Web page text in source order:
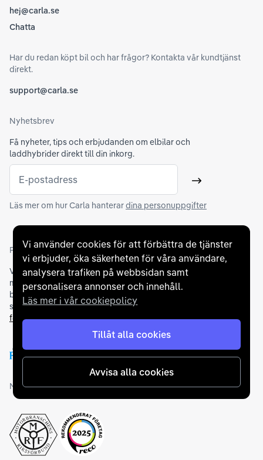
Vi använder cookies för att förbättra de tjänster
vi erbjuder, öka säkerheten för våra användare,
analysera trafiken på webbsidan samt
personalisera annonser och innehåll.
Läs mer i vår cookiepolicy
Tillåt alla cookies
Avvisa alla cookies
hej@carla.se
Chatta
Har du redan köpt bil och har frågor? Kontakta vår kundtjänst
direkt.
support@carla.se
Nyhetsbrev
Få nyheter, tips och erbjudanden om elbilar och
laddhybrider direkt till din inkorg.
E-postadress Skicka
Läs mer om hur Carla hanterardina personuppgifter
Partners och betallösningar
Vi samarbetar medflertalet banker för att erbjuda dig bästa
möjliga finansieringslösning och stödjer en rad olika
betalningsmetoder. För att du ska känna dig trygg vid ditt köp
samarbetar vi med Folksam och AutoConcept gällande
försäkringar och garantier.
Medlemskap och utmärkelser